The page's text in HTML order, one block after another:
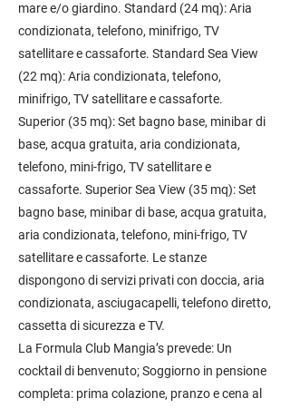
mare e/o giardino. Standard (24 mq): Aria
condizionata, telefono, minifrigo, TV
satellitare e cassaforte. Standard Sea View
(22 mq): Aria condizionata, telefono,
minifrigo, TV satellitare e cassaforte.
Superior (35 mq): Set bagno base, minibar di
base, acqua gratuita, aria condizionata,
telefono, mini-frigo, TV satellitare e
cassaforte. Superior Sea View (35 mq): Set
bagno base, minibar di base, acqua gratuita,
aria condizionata, telefono, mini-frigo, TV
satellitare e cassaforte. Le stanze
dispongono di servizi privati con doccia, aria
condizionata, asciugacapelli, telefono diretto,
cassetta di sicurezza e TV.
La Formula Club Mangia’s prevede: Un
cocktail di benvenuto; Soggiorno in pensione
completa: prima colazione, pranzo e cena al